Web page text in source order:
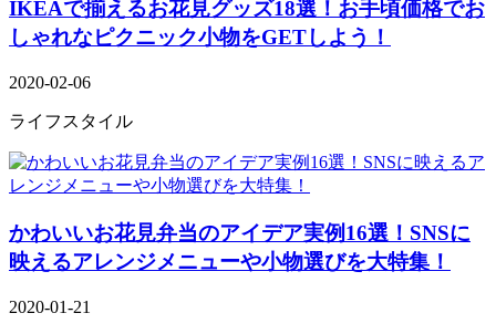
IKEAで揃えるお花見グッズ18選！お手頃価格でお
しゃれなピクニック小物をGETしよう！
2020-02-06
ライフスタイル
かわいいお花見弁当のアイデア実例16選！SNSに
映えるアレンジメニューや小物選びを大特集！
2020-01-21